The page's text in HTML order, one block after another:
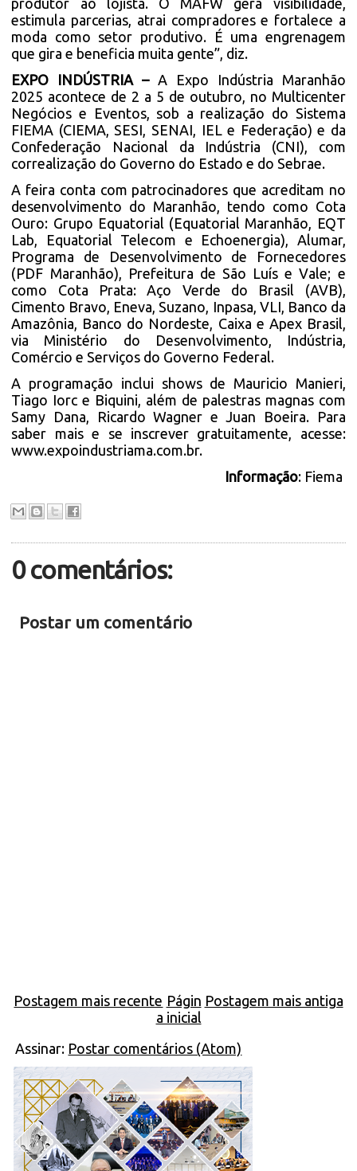
produtor ao lojista. O MAFW gera visibilidade,
estimula parcerias, atrai compradores e fortalece a
moda como setor produtivo. É uma engrenagem
que gira e beneficia muita gente”, diz.
EXPO INDÚSTRIA –A Expo Indústria Maranhão
2025 acontece de 2 a 5 de outubro, no Multicenter
Negócios e Eventos, sob a realização do Sistema
FIEMA (CIEMA, SESI, SENAI, IEL e Federação) e da
Confederação Nacional da Indústria (CNI), com
correalização do Governo do Estado e do Sebrae.
A feira conta com patrocinadores que acreditam no
desenvolvimento do Maranhão, tendo como Cota
Ouro: Grupo Equatorial (Equatorial Maranhão, EQT
Lab, Equatorial Telecom e Echoenergia), Alumar,
Programa de Desenvolvimento de Fornecedores
(PDF Maranhão), Prefeitura de São Luís e Vale; e
como Cota Prata: Aço Verde do Brasil (AVB),
Cimento Bravo, Eneva, Suzano, Inpasa, VLI, Banco da
Amazônia, Banco do Nordeste, Caixa e Apex Brasil,
via Ministério do Desenvolvimento, Indústria,
Comércio e Serviços do Governo Federal.
A programação inclui shows de Mauricio Manieri,
Tiago Iorc e Biquini, além de palestras magnas com
Samy Dana, Ricardo Wagner e Juan Boeira. Para
saber mais e se inscrever gratuitamente, acesse:
www.expoindustriama.com.br.
Informação: Fiema
0 comentários:
Postar um comentário
Postagem mais recente Postagem mais antiga
Págin
a inicial
Assinar: Postar comentários (Atom)